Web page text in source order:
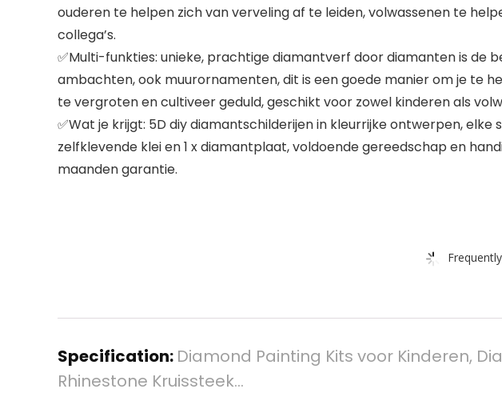
ouderen te helpen zich van verveling af te leiden, volwassenen te
collega’s.
✅Multi-funkties: unieke, prachtige diamantverf door diamanten is
ambachten, ook muurornamenten, dit is een goede manier om je te
te vergroten en cultiveer geduld, geschikt voor zowel kinderen als
✅Wat je krijgt: 5D diy diamantschilderijen in kleurrijke ontwerpen,
zelfklevende klei en 1 x diamantplaat, voldoende gereedschap en
maanden garantie.
Specification: Diamond Painting Kits voor Kinderen,
Rhinestone Kruissteek…